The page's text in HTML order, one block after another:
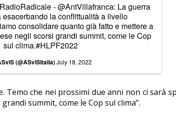
-@AntVillafranca: La guerra
esacerbando la conflittualità a livello
consolidare quanto già fatto e mettere a
negli scorsi grandi summit, come le Cop
sul clima.#HLPF2022
(@ASviSItalia)July 18, 2022
che nei prossimi due anni non ci sarà
summit, come le Cop sul clima”.